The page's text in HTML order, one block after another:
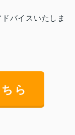
バイスいたしま
ら